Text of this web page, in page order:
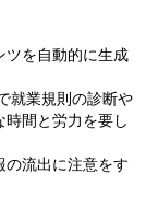
ツを自動的に生成
就業規則の診断や
間と労力を要し
の流出に注意をす